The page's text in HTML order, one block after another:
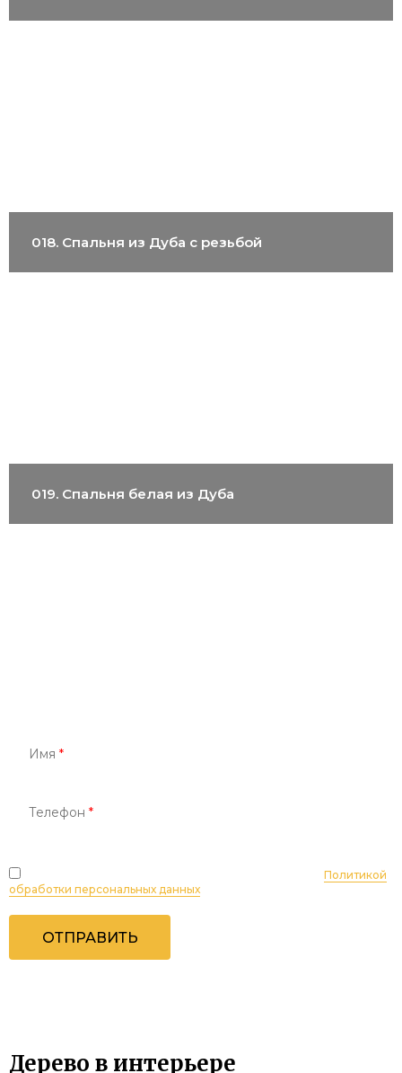
018. Спальня из Дуба с резьбой
019. Спальня белая из Дуба
Имя *
Телефон *
ОТПРАВИТЬ
Политикой
обработки персональных данных
Дерево в интерьере